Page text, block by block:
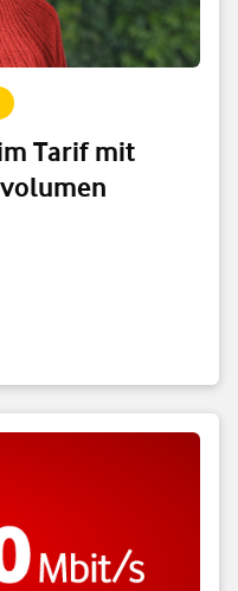
Tarif mit
29,99 € pro Monat